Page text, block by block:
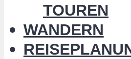
TOUREN
WANDERN